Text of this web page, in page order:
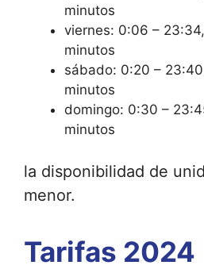
minutos
viernes: 0:06 –
minutos
sábado: 0:20 –
minutos
domingo: 0:30 –
minutos
la disponibilidad de
menor.
Tarifas 2024